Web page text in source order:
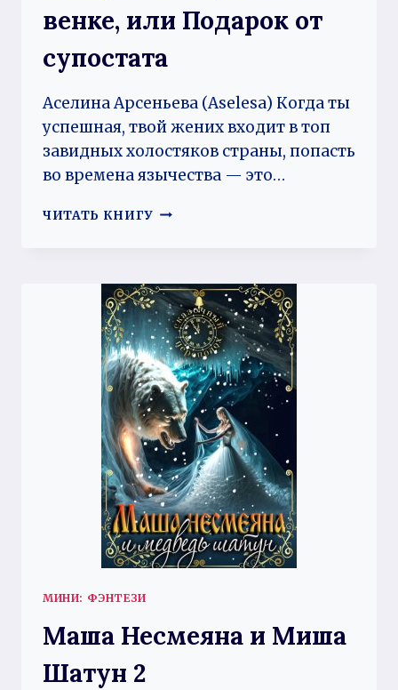
венке, или Подарок от
супостата
Аселина Арсеньева (Aselesa) Когда ты
успешная, твой жених входит в топ
завидных холостяков страны, попасть
во времена язычества — это…
ЧИТАТЬ КНИГУ ПАПОРОТНИК
ИЛИ
ПОДАРОК
ОТ
СУПОСТАТА
МИНИ: ФЭНТЕЗИ
Маша Несмеяна и Миша
Шатун 2